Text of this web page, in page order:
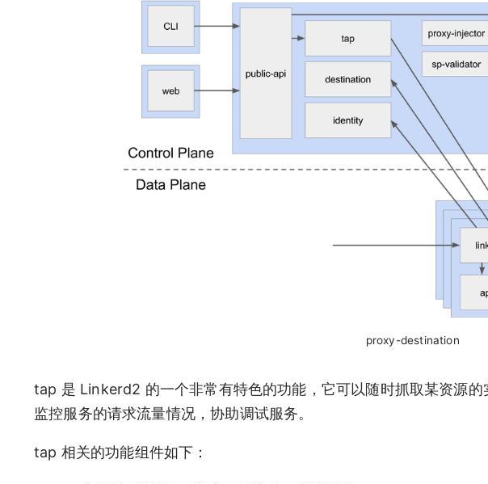
proxy-destination
tap 是 Linkerd2 的一个非常有特色的功能，它可以随时抓取某资源
监控服务的请求流量情况，协助调试服务。
tap 相关的功能组件如下：